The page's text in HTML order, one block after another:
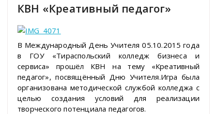
КВН «Креативный педагог»
В Международный День Учителя 05.10.2015 года
в ГОУ «Тираспольский колледж бизнеса и
сервиса» прошёл КВН на тему «Креативный
педагог», посвящённый Дню Учителя.Игра была
организована методической службой колледжа с
целью создания условий для реализации
творческого потенциала педагогов.